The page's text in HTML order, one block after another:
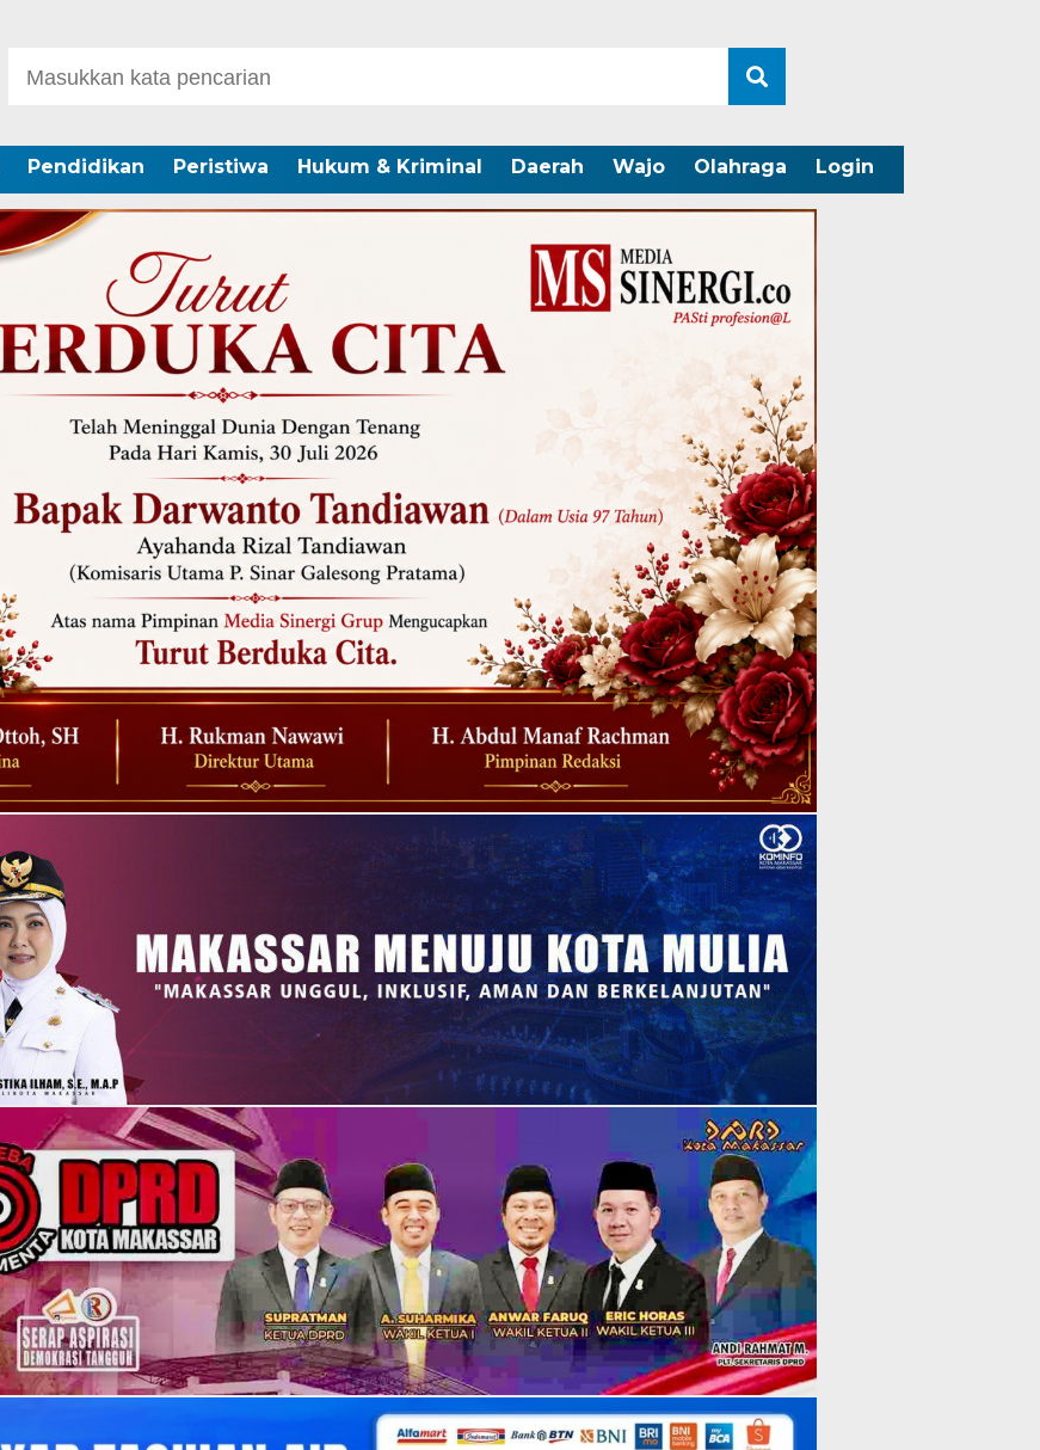
Pendidikan Peristiwa Hukum & Kriminal Daerah Wajo Olahraga Login